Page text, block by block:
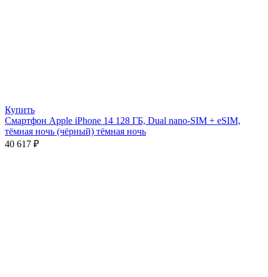
Купить
Смартфон Apple iPhone 14 128 ГБ, Dual nano-SIM + eSIM,
тёмная ночь (чёрный) тёмная ночь
40 617 ₽